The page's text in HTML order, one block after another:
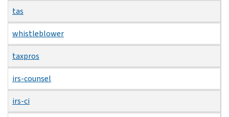
tas
whistleblower
taxpros
irs-counsel
irs-ci